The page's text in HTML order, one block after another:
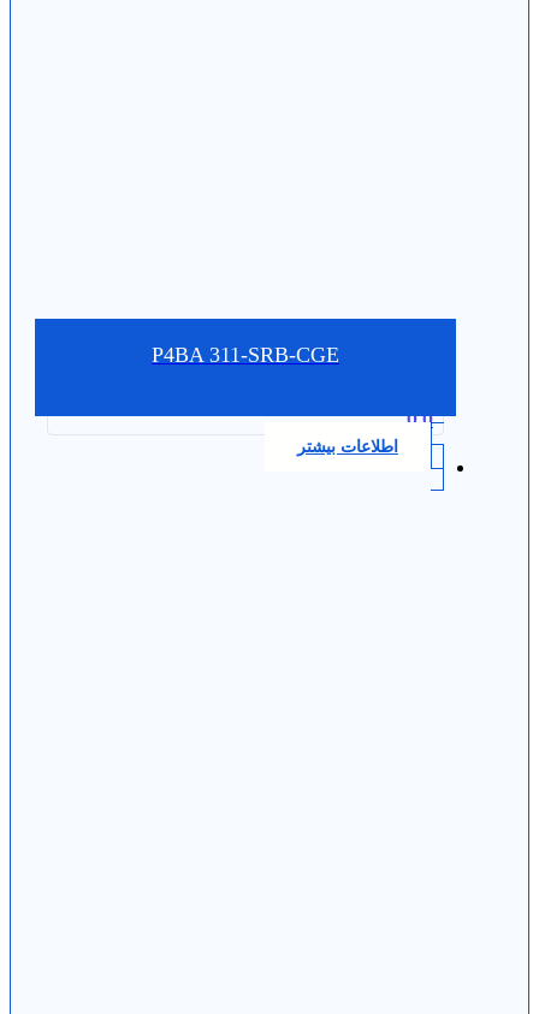
P4BA 311-SRB-CGE
0.0
اطلاعات بیشتر